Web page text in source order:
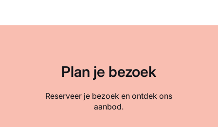
Plan je bezoek
Reserveer je bezoek en ontdek ons
aanbod.